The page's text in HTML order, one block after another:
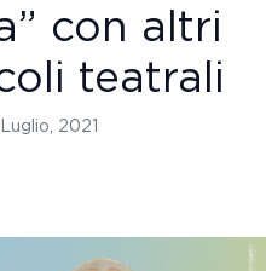
con altri
teatrali
2021